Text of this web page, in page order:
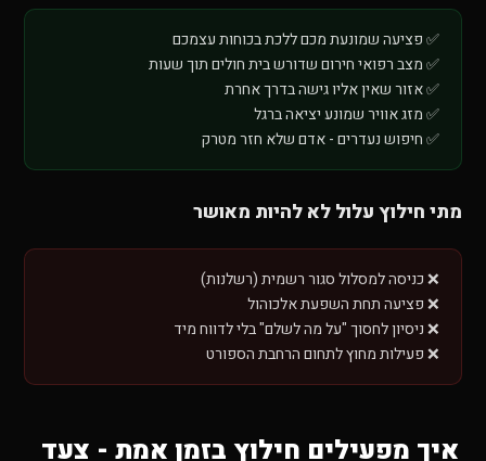
✅ פציעה שמונעת מכם ללכת בכוחות עצמכם
✅ מצב רפואי חירום שדורש בית חולים תוך שעות
✅ אזור שאין אליו גישה בדרך אחרת
✅ מזג אוויר שמונע יציאה ברגל
✅ חיפוש נעדרים - אדם שלא חזר מטרק
מתי חילוץ עלול לא להיות מאושר
❌ כניסה למסלול סגור רשמית (רשלנות)
❌ פציעה תחת השפעת אלכוהול
❌ ניסיון לחסוך "על מה לשלם" בלי לדווח מיד
❌ פעילות מחוץ לתחום הרחבת הספורט
איך מפעילים חילוץ בזמן אמת - צעד